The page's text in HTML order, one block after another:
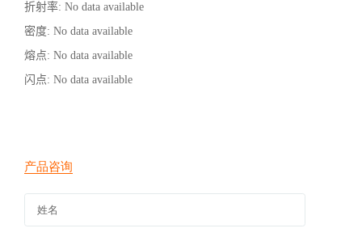
折射率: No data available
密度: No data available
熔点: No data available
闪点: No data available